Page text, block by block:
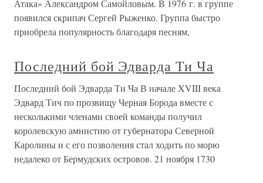
Атака» Александром Самойловым. В 1976 г. в группе
появился скрипач Сергей Рыженко. Группа быстро
приобрела популярность благодаря песням,
Последний бой Эдварда Ти Ча
Последний бой Эдварда Ти Ча В начале XVIII века
Эдвард Тич по прозвищу Черная Борода вместе с
несколькими членами своей команды получил
королевскую амнистию от губернатора Северной
Каролины и с его позволения стал ходить по морю
недалеко от Бермудских островов. 21 ноября 1730